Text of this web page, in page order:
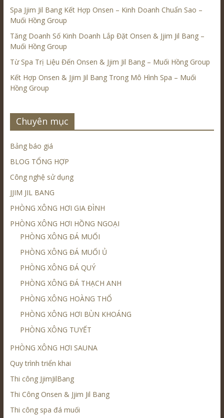
Spa Jjim Jil Bang Kết Hợp Onsen – Kinh Doanh Chuẩn Sao –
Muối Hồng Group
Tăng Doanh Số Kinh Doanh Lắp Đặt Onsen & Jjim Jil Bang –
Muối Hồng Group
Từ Spa Trị Liệu Đến Onsen & Jjim Jil Bang – Muối Hồng Group
Kết Hợp Onsen & Jjim Jil Bang Trong Mô Hình Spa – Muối
Hồng Group
Chuyên mục
Bảng báo giá
BLOG TỔNG HỢP
Công nghệ sử dụng
JJIM JIL BANG
PHÒNG XÔNG HƠI GIA ĐÌNH
PHÒNG XÔNG HƠI HỒNG NGOẠI
PHÒNG XÔNG ĐÁ MUỐI
PHÒNG XÔNG ĐÁ MUỐI Ủ
PHÒNG XÔNG ĐÁ QUÝ
PHÒNG XÔNG ĐÁ THẠCH ANH
PHÒNG XÔNG HOÀNG THỔ
PHÒNG XÔNG HƠI BÙN KHOÁNG
PHÒNG XÔNG TUYẾT
PHÒNG XÔNG HƠI SAUNA
Quy trình triển khai
Thi công JjimJilBang
Thi Công Onsen & Jjim Jil Bang
Thi công spa đá muối